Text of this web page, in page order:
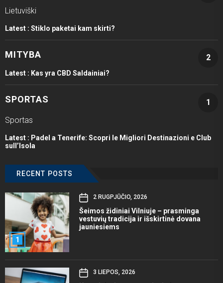
Lietuviški
Latest : Stiklo paketai kam skirti?
MITYBA 2
Latest : Kas yra CBD Saldainiai?
SPORTAS
1
Sportas
Latest : Padel a Tenerife: Scopri le Migliori Destinazioni e Club
sull’Isola
RECENT POSTS
1
2 RUGPJŪČIO, 2026
Šeimos židiniai Vilniuje – prasminga
vestuvių tradicija ir išskirtinė dovana
jauniesiems
3 LIEPOS, 2026